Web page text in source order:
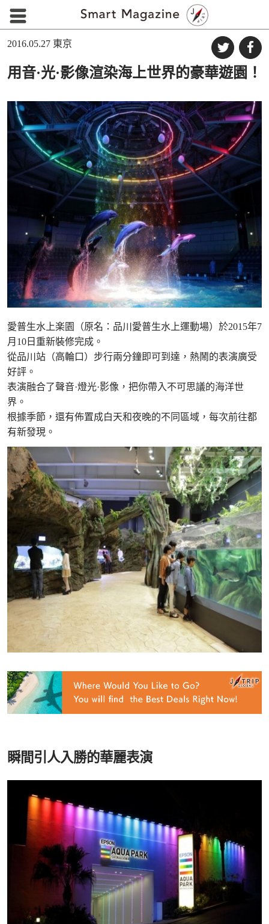
2016.05.27 東京
用音·光·影像渲染海上世界的豪華遊園！
愛普生水上楽園（原名：品川愛普生水上運動場）於2015年7
月10日重新裝修完成。
從品川站（高輪口）步行兩分鐘即可到達，熱鬧的表演廣受
好評。
表演融合了聲音·燈光·影像，把你帶入不可思議的海洋世
界。
根據季節，還有佈置成白天和夜晚的不同區域，每次前往都
有新發現。
瞬間引人入勝的華麗表演